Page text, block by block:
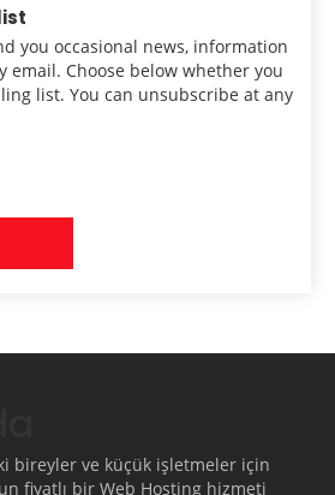
you occasional news, information
email. Choose below whether you
list. You can unsubscribe at any
bireyler ve küçük işletmeler için
fiyatlı bir Web Hosting hizmeti